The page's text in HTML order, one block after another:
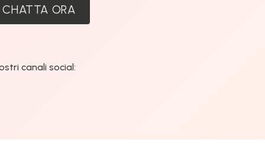
CHATTA ORA
canali social: